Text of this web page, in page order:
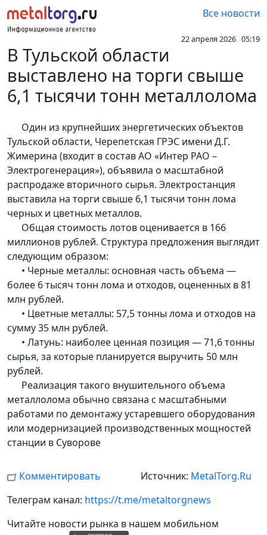
Все новости
22 апреля 2026 05:19
В Тульской области
выставлено на торги свыше
6,1 тысячи тонн металлолома
Один из крупнейших энергетических объектов
Тульской области, Черепетская ГРЭС имени Д.Г.
Жимерина (входит в состав АО «Интер РАО –
Электрогенерация»), объявила о масштабной
распродаже вторичного сырья. Электростанция
выставила на торги свыше 6,1 тысячи тонн лома
черных и цветных металлов.
Общая стоимость лотов оценивается в 166
миллионов рублей. Структура предложения выглядит
следующим образом:
• Черные металлы: основная часть объема —
более 6 тысяч тонн лома и отходов, оцененных в 81
млн рублей.
• Цветные металлы: 57,5 тонны лома и отходов на
сумму 35 млн рублей.
• Латунь: наиболее ценная позиция — 71,6 тонны
сырья, за которые планируется выручить 50 млн
рублей.
Реализация такого внушительного объема
металлолома обычно связана с масштабными
работами по демонтажу устаревшего оборудования
или модернизацией производственных мощностей
станции в Суворове
Комментировать Источник: MetalTorg.Ru
Телеграм канал: https://t.me/metaltorgnews
Читайте новости рынка в нашем мобильном